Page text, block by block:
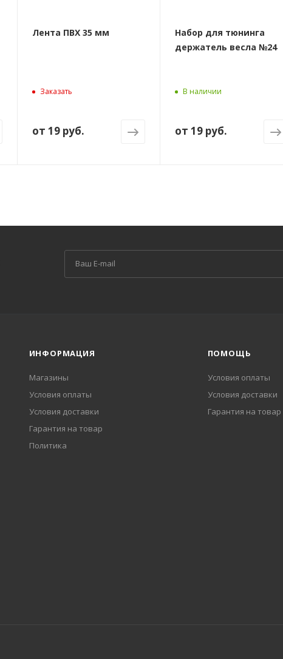
Лента ПВХ 35 мм
Заказать
от 19 руб.
Набор для тюнинга
держатель весла №24
В наличии
от 19 руб.
ИНФОРМАЦИЯ
Магазины
Условия оплаты
Условия доставки
Гарантия на товар
Политика
ПОМОЩЬ
Условия оплаты
Условия доставки
Гарантия на товар